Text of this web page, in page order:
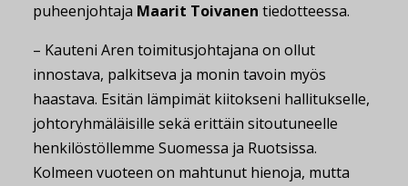
puheenjohtaja Maarit Toivanen tiedotteessa.
– Kauteni Aren toimitusjohtajana on ollut
innostava, palkitseva ja monin tavoin myös
haastava. Esitän lämpimät kiitokseni hallitukselle,
johtoryhmäläisille sekä erittäin sitoutuneelle
henkilöstöllemme Suomessa ja Ruotsissa.
Kolmeen vuoteen on mahtunut hienoja, mutta